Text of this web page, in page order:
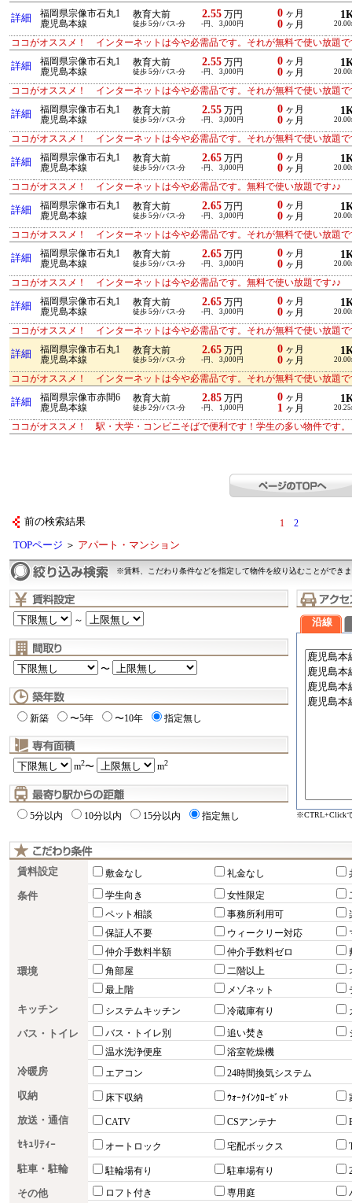
詳細
福岡県宗像市石丸1
鹿児島本線
教育大前
徒歩 5分/バス-分
2.55 万円
-円、 3,000円
0 ヶ月
0 ヶ月
ココがオススメ！ インターネットは今や必需品です。それが無料で使い放題で
詳細
福岡県宗像市石丸1
鹿児島本線
教育大前
徒歩 5分/バス-分
2.55 万円
-円、 3,000円
0 ヶ月
0 ヶ月
ココがオススメ！ インターネットは今や必需品です。それが無料で使い放題で
詳細
福岡県宗像市石丸1
鹿児島本線
教育大前
徒歩 5分/バス-分
2.55 万円
-円、 3,000円
0 ヶ月
0 ヶ月
ココがオススメ！ インターネットは今や必需品です。それが無料で使い放題で
詳細
福岡県宗像市石丸1
鹿児島本線
教育大前
徒歩 5分/バス-分
2.65 万円
-円、 3,000円
0 ヶ月
0 ヶ月
ココがオススメ！ インターネットは今や必需品です。無料で使い放題です♪♪
詳細
福岡県宗像市石丸1
鹿児島本線
教育大前
徒歩 5分/バス-分
2.65 万円
-円、 3,000円
0 ヶ月
0 ヶ月
ココがオススメ！ インターネットは今や必需品です。それが無料で使い放題で
詳細
福岡県宗像市石丸1
鹿児島本線
教育大前
徒歩 5分/バス-分
2.65 万円
-円、 3,000円
0 ヶ月
0 ヶ月
ココがオススメ！ インターネットは今や必需品です。無料で使い放題です♪♪
詳細
福岡県宗像市石丸1
鹿児島本線
教育大前
徒歩 5分/バス-分
2.65 万円
-円、 3,000円
0 ヶ月
0 ヶ月
ココがオススメ！ インターネットは今や必需品です。それが無料で使い放題で
詳細
福岡県宗像市石丸1
鹿児島本線
教育大前
徒歩 5分/バス-分
2.65 万円
-円、 3,000円
0 ヶ月
0 ヶ月
ココがオススメ！ インターネットは今や必需品です。それが無料で使い放題で
詳細
福岡県宗像市赤間6
鹿児島本線
教育大前
徒歩 2分/バス-分
2.85 万円
-円、 1,000円
0 ヶ月
1 ヶ月
ココがオススメ！ 駅・大学・コンビニそばで便利です！学生の多い物件です。
前の検索結果 1 2
TOPページ ＞ アパート・マンション
※賃料、こだわり条件などを指定して物件を絞り込むことができ
～
〜
新築 〜5年 〜10年 指定無し
m2〜 m2
5分以内 10分以内 15分以内 指定無し
沿線
※CTRL+Click
賃料設定 敷金なし 礼金なし
条件 学生向き 女性限定
ペット相談
事務所利用可
保証人不要
ウィークリー対応
仲介手数料半額
仲介手数料ゼロ
環境 角部屋 二階以上
最上階
メゾネット
キッチン システムキッチン 冷蔵庫有り
バス・トイレ バス・トイレ別 追い焚き
温水洗浄便座
浴室乾燥機
冷暖房 エアコン 24時間換気システム
収納 床下収納 ｳｫｰｸｲﾝｸﾛｰｾﾞｯﾄ
放送・通信 CATV CSアンテナ
ｾｷｭﾘﾃｨｰ オートロック 宅配ボックス
駐車・駐輪 駐輪場有り 駐車場有り
その他 ロフト付き 専用庭